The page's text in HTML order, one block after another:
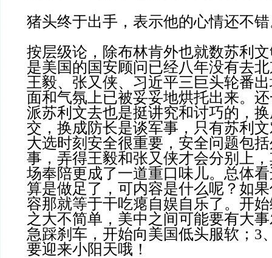
猪头终于出手，表示他的心情还不
按层级论，除布林肯外也就数苏利
是美国的国安顾问已经八年没有去
王毅、张又侠、习近平三巨头轮番
面和气氛上已被妥妥地烘托出来。
派苏利文去也是挺讲究和讨巧的，
交，换成防长是谈军事，只有苏利
大选时刻安全很重要，安全问题包
事，弄得王毅和张又侠才会分别上
场奉陪更成了一道重口味儿。总体
算是做足了，可内容是什么呢？如
容那就等于干吃瘪自娱自乐了。开
之大不简单，美中之间可能要有大
急踩刹车，开始向美国低头服软；3
要迎来小阳天哦！